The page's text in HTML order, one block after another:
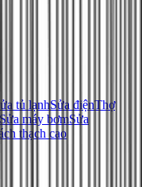
tủ lạnhSửa điệnThợ
Sửa máy bơmSửa
thạch cao